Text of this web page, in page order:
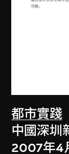
都市實踐
中國深圳
2007年4